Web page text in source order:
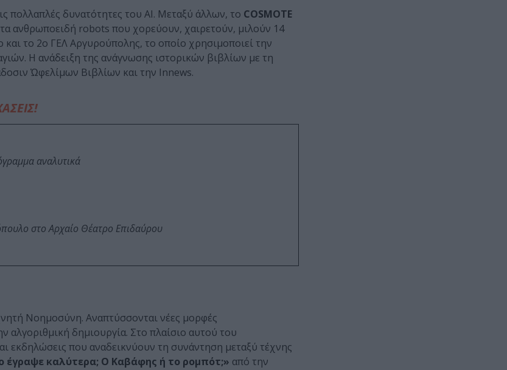
πολλαπλές δυνατότητες του ΑΙ. Μεταξύ άλλων, το COSMOTE
ανθρωποειδή robots που χορεύουν, χαιρετούν, μιλούν 14
και το 2ο ΓΕΛ Αργυρούπολης, το οποίο χρησιμοποιεί την
Η ανάδειξη της ανάγνωσης ιστορικών βιβλίων με τη
Ὠφελίμων Βιβλίων και την Innews.
αναλυτικά
στο Αρχαίο Θέατρο Επιδαύρου
Νοημοσύνη. Αναπτύσσονται νέες μορφές
δημιουργία. Στο πλαίσιο αυτού του
εκδηλώσεις που αναδεικνύουν τη συνάντηση μεταξύ τέχνης
έγραψε καλύτερα; Ο Καβάφης ή το ρομπότ;» από την